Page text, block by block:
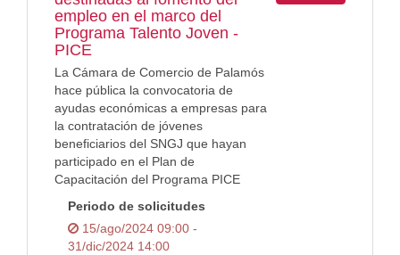
empleo en el marco del
Programa Talento Joven -
PICE
La Cámara de Comercio de Palamós
hace pública la convocatoria de
ayudas económicas a empresas para
la contratación de jóvenes
beneficiarios del SNGJ que hayan
participado en el Plan de
Capacitación del Programa PICE
Periodo de solicitudes
15/ago/2024 09:00 -
31/dic/2024 14:00